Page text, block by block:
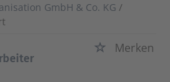
GmbH & Co. KG /
Merken